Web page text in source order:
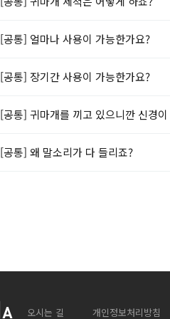
[공통] 얼마나 사용이 가능한가요?
[공통] 장기간 사용이 가능한가요?
[공통] 귀마개를 끼고 있으니깐 신경
[공통] 왜 말소리가 다 들리죠?
오시는 길 개인정보처리방침